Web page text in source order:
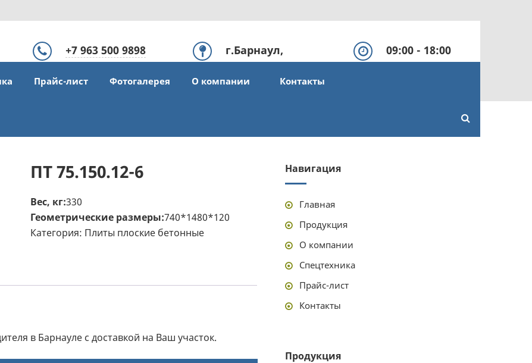
+7 963 500 9898
г.Барнаул,
офис 308
09:00 - 18:00
Выходной: СБ, ВС
Прайс-лист Фотогалерея О компании Контакты
ПТ 75.150.12-6
Вес, кг:330
Геометрические размеры:740*1480*120
Категория: Плиты плоские бетонные
в Барнауле с доставкой на Ваш участок.
Навигация
Главная
Продукция
О компании
Спецтехника
Прайс-лист
Контакты
Продукция